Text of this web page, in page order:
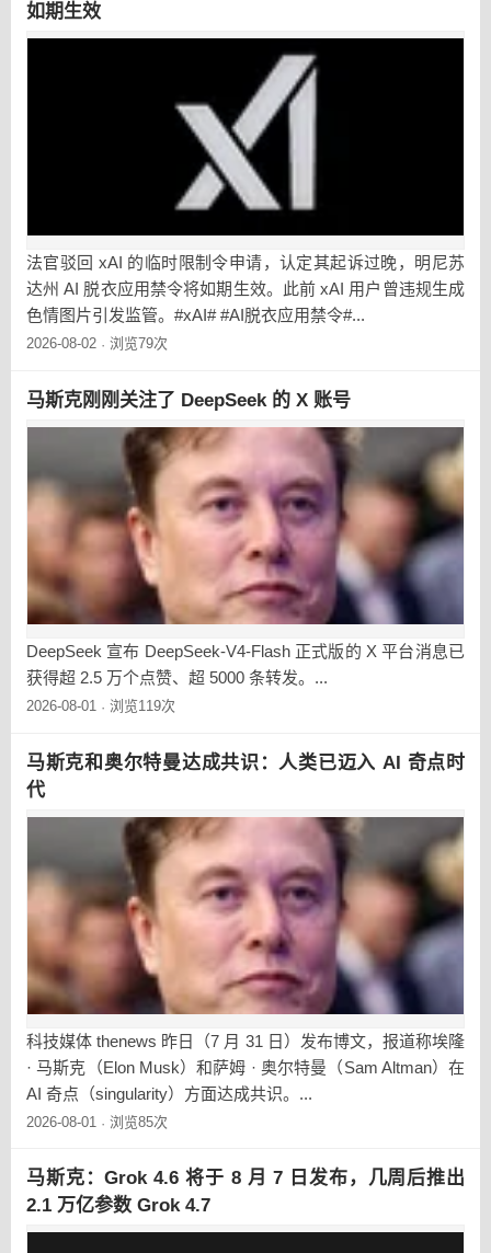
如期生效
法官驳回 xAI 的临时限制令申请，认定其起诉过晚，明尼苏
达州 AI 脱衣应用禁令将如期生效。此前 xAI 用户曾违规生成
色情图片引发监管。#xAI# #AI脱衣应用禁令#...
2026-08-02 · 浏览79次
马斯克刚刚关注了 DeepSeek 的 X 账号
DeepSeek 宣布 DeepSeek-V4-Flash 正式版的 X 平台消息已
获得超 2.5 万个点赞、超 5000 条转发。...
2026-08-01 · 浏览119次
马斯克和奥尔特曼达成共识：人类已迈入 AI 奇点时
代
科技媒体 thenews 昨日（7 月 31 日）发布博文，报道称埃隆
· 马斯克（Elon Musk）和萨姆 · 奥尔特曼（Sam Altman）在
AI 奇点（singularity）方面达成共识。...
2026-08-01 · 浏览85次
马斯克：Grok 4.6 将于 8 月 7 日发布，几周后推出
2.1 万亿参数 Grok 4.7